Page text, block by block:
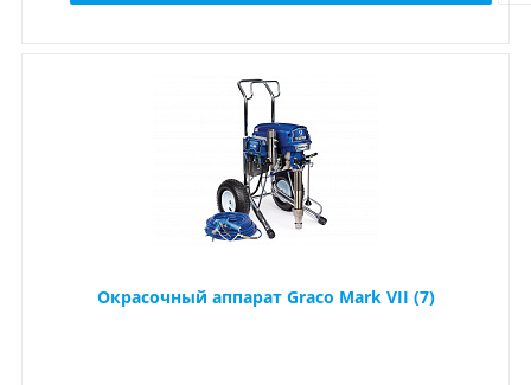
Окрасочный аппарат Graco Mark VII (7)